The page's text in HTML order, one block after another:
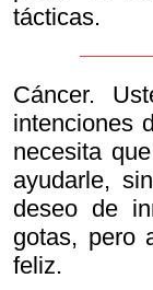
tácticas.
Cáncer.
intenciones
necesita
ayudarle,
deseo de
gotas, pero
feliz.